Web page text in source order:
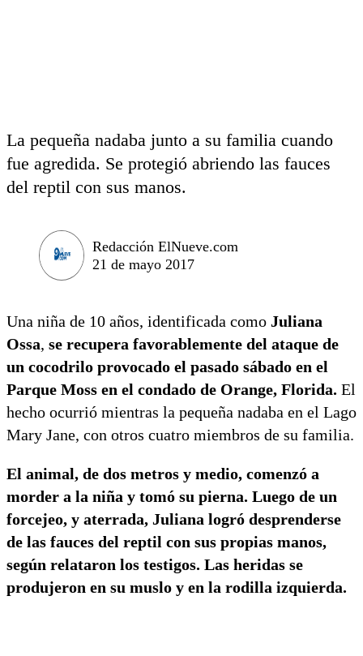
La pequeña nadaba junto a su familia cuando
fue agredida. Se protegió abriendo las fauces
del reptil con sus manos.
Redacción ElNueve.com
21 de mayo 2017
Una niña de 10 años, identificada como Juliana
Ossa, se recupera favorablemente del ataque de
un cocodrilo provocado el pasado sábado en el
Parque Moss en el condado de Orange, Florida. El
hecho ocurrió mientras la pequeña nadaba en el Lago
Mary Jane, con otros cuatro miembros de su familia.
El animal, de dos metros y medio, comenzó a
morder a la niña y tomó su pierna. Luego de un
forcejeo, y aterrada, Juliana logró desprenderse
de las fauces del reptil con sus propias manos,
según relataron los testigos. Las heridas se
produjeron en su muslo y en la rodilla izquierda.